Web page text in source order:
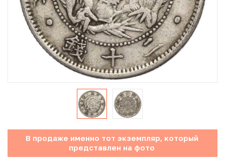
Юбилейные монеты Банка России (с 1999 года)
Памятные и инвестиционные монеты СССР и России
Иностранные монеты
Неофициальные выпуски монет (Unusual)
Античные и средневековые монеты
Наборы монет
Инвестиционные монеты
В продаже именно тот экземпляр, который
представлен на фото